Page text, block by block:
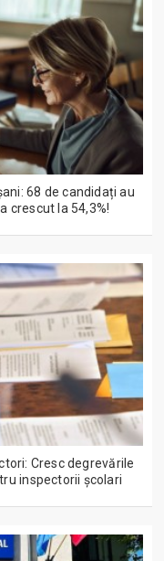
68 de candidați au
crescut la 54,3%!
Cresc degrevările
inspectorii școlari